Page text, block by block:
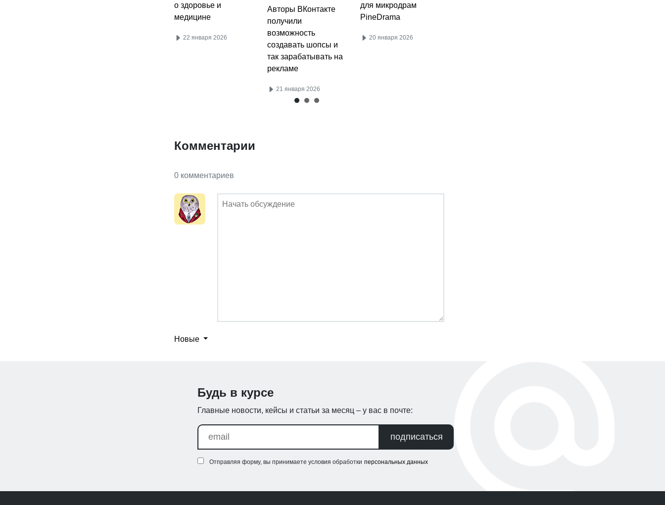
о здоровье и
медицине
22 января 2026
Авторы ВКонтакте
получили
возможность
создавать шопсы и
так зарабатывать на
рекламе
21 января 2026
для микродрам
PineDrama
20 января 2026
Комментарии
0 комментариев
Новые
Будь в курсе
Главные новости, кейсы и статьи за месяц – у вас в почте:
подписаться
Отправляя форму, вы принимаете условия обработки персональных данных